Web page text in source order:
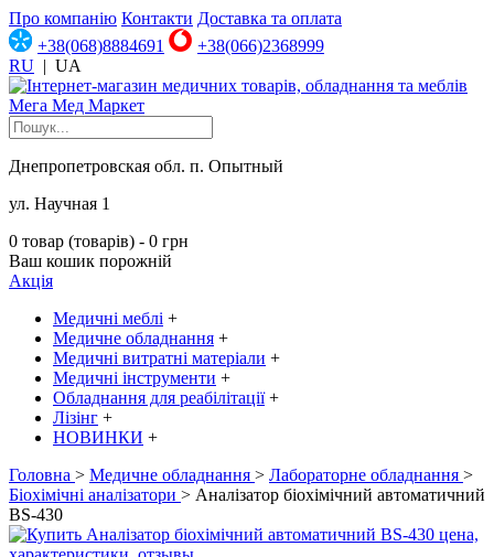
Про компанію Контакти Доставка та оплата
+38(068)8884691
+38(066)2368999
RU | UA
Днепропетровская обл. п. Опытный
ул. Научная 1
0 товар (товарів) - 0 грн
Ваш кошик порожній
Акція
Медичні меблі +
Медичне обладнання +
Медичні витратні матеріали +
Медичні інструменти +
Обладнання для реабілітації +
Лізінг +
НОВИНКИ +
Головна > Медичне обладнання > Лабораторне обладнання >
Біохімічні аналізатори > Аналізатор біохімічний автоматичний
BS-430